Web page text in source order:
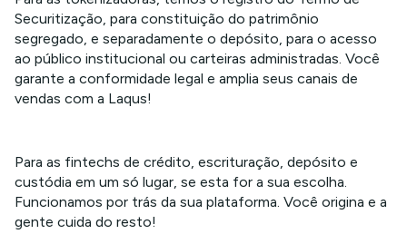
Securitização, para constituição do patrimônio
segregado, e separadamente o depósito, para o acesso
ao público institucional ou carteiras administradas. Você
garante a conformidade legal e amplia seus canais de
vendas com a Laqus!
Para as fintechs de crédito, escrituração, depósito e
custódia em um só lugar, se esta for a sua escolha.
Funcionamos por trás da sua plataforma. Você origina e a
gente cuida do resto!